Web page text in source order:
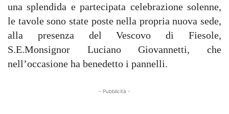
una splendida e partecipata celebrazione solenne,
le tavole sono state poste nella propria nuova sede,
alla presenza del Vescovo di Fiesole,
S.E.Monsignor Luciano Giovannetti, che
nell’occasione ha benedetto i pannelli.
- Pubblicità -